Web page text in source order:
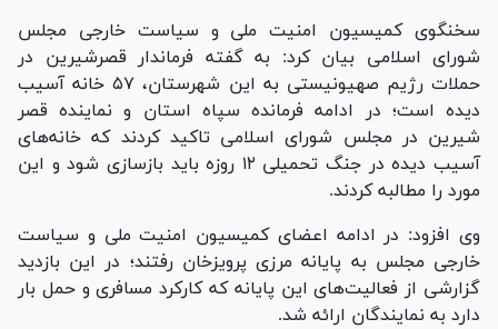
سخنگوی کمیسیون امنیت ملی و سیاست خارجی مجلس
شورای اسلامی بیان کرد: به گفته فرماندار قصرشیرین در
حملات رژیم صهیونیستی به این شهرستان، ۵۷ خانه آسیب
دیده است؛ در ادامه فرمانده سپاه استان و نماینده قصر
شیرین در مجلس شورای اسلامی تاکید کردند که خانه‌های
آسیب دیده در جنگ تحمیلی ۱۲ روزه باید بازسازی شود و این
مورد را مطالبه کردند.
وی افزود: در ادامه اعضای کمیسیون امنیت ملی و سیاست
خارجی مجلس به پایانه مرزی پرویزخان رفتند؛ در این بازدید
گزارشی از فعالیت‌های این پایانه که کارکرد مسافری و حمل بار
دارد به نمایندگان ارائه شد.